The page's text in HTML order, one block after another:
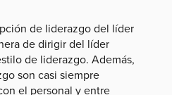
de liderazgo del líder
de dirigir del líder
de liderazgo. Además,
son casi siempre
el personal y entre